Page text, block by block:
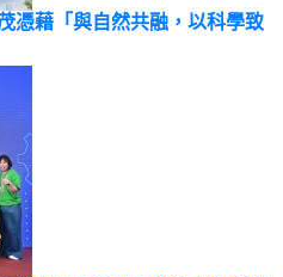
憑藉「與自然共融，以科學致